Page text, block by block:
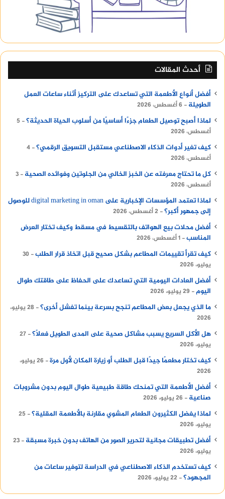
أحدث المقالات
أفضل أنواع الأطعمة التي تساعدك على التركيز أثناء ساعات العمل
الطويلة
6 أغسطس، 2026
لماذا أصبح توصيل الطعام جزءًا أساسيًا من أسلوب الحياة الحديثة؟
5
أغسطس، 2026
كيف تغير أدوات الذكاء الاصطناعي مستقبل التسويق الرقمي؟ 4
أغسطس، 2026
كل ما تحتاج معرفته عن الخبز الخالي من الجلوتين وفوائده الصحية
3
أغسطس، 2026
لماذا تعتمد المؤسسات الإخبارية على digital marketing in oman للوصول
إلى جمهور أكبر؟ 2 أغسطس، 2026
أفضل محلات بيع الهواتف بالتقسيط في مسقط وكيف تختار العرض
المناسب 1 أغسطس، 2026
كيف تقرأ تقييمات المطاعم بشكل صحيح قبل اتخاذ قرار الطلب
30
يوليو، 2026
أفضل العادات اليومية التي تساعدك على الحفاظ على طاقتك طوال
اليوم
29 يوليو، 2026
ما الذي يجعل بعض المطاعم تنجح بسرعة بينما تفشل أخرى؟
28 يوليو،
2026
هل الأكل السريع يسبب مشاكل صحية على المدى الطويل فعلًا؟ 27
يوليو، 2026
كيف تختار مطعمًا جيدًا قبل الطلب أو زيارة المكان لأول مرة
26 يوليو،
2026
أفضل الأطعمة التي تمنحك طاقة طبيعية طوال اليوم بدون مشروبات
صناعية
26 يوليو، 2026
لماذا يفضل الكثيرون الطعام المشوي مقارنة بالأطعمة المقلية؟
25
يوليو، 2026
أفضل تطبيقات مجانية لتحرير الصور من الهاتف بدون خبرة مسبقة
23
يوليو، 2026
كيف تستخدم الذكاء الاصطناعي في الدراسة لتوفير ساعات من
المجهود؟ 22 يوليو، 2026